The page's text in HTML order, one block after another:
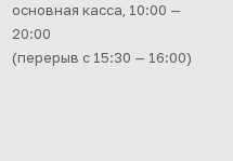
основная касса, 10:00 —
20:00
(перерыв с 15:30 — 16:00)